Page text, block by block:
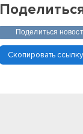
Поделиться
Скопировать ссылку